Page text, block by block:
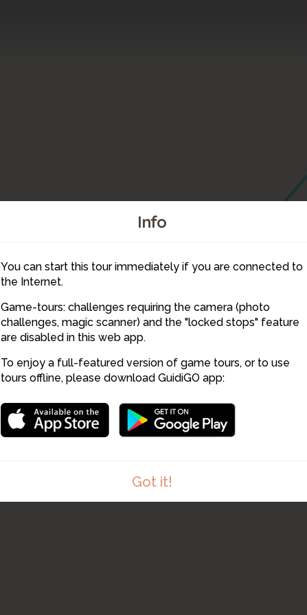
Info
You can start this tour immediately if you are connected to
the Internet.
Game-tours: challenges requiring the camera (photo
challenges, magic scanner) and the "locked stops" feature
are disabled in this web app.
To enjoy a full-featured version of game tours, or to use
tours offline, please download GuidiGO app:
Got it!
11